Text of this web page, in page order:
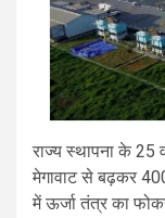
राज्य स्थापना के 25
मेगावाट से बढ़कर
में ऊर्जा तंत्र का